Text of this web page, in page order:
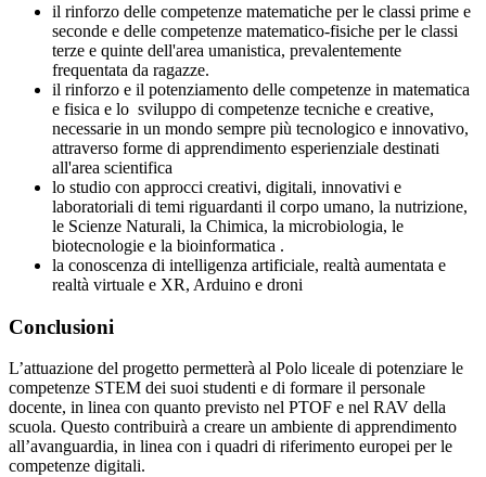
il rinforzo delle competenze matematiche per le classi prime e
seconde e delle competenze matematico-fisiche per le classi
terze e quinte dell'area umanistica, prevalentemente
frequentata da ragazze.
il rinforzo e il potenziamento delle competenze in matematica
e fisica e lo sviluppo di competenze tecniche e creative,
necessarie in un mondo sempre più tecnologico e innovativo,
attraverso forme di apprendimento esperienziale destinati
all'area scientifica
lo studio con approcci creativi, digitali, innovativi e
laboratoriali di temi riguardanti il corpo umano, la nutrizione,
le Scienze Naturali, la Chimica, la microbiologia, le
biotecnologie e la bioinformatica .
la conoscenza di intelligenza artificiale, realtà aumentata e
realtà virtuale e XR, Arduino e droni
Conclusioni
L’attuazione del progetto permetterà al Polo liceale di potenziare le
competenze STEM dei suoi studenti e di formare il personale
docente, in linea con quanto previsto nel PTOF e nel RAV della
scuola. Questo contribuirà a creare un ambiente di apprendimento
all’avanguardia, in linea con i quadri di riferimento europei per le
competenze digitali.